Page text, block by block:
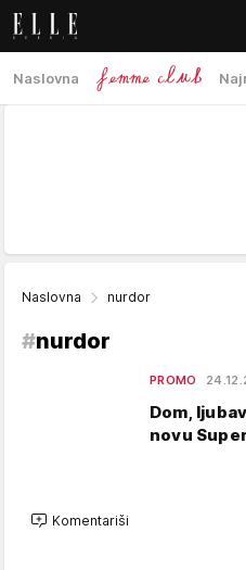
Naslovna
Naslovna nurdor
#nurdor
PROMO
Dom,
novu
Komentariši